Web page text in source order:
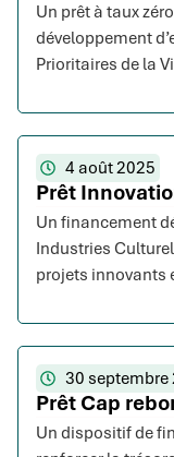
Un prêt à taux
développement
Prioritaires de la
4 août 2025
Prêt
Un financement
Industries
projets innovants
30 septembre
Prêt Cap
Un dispositif de